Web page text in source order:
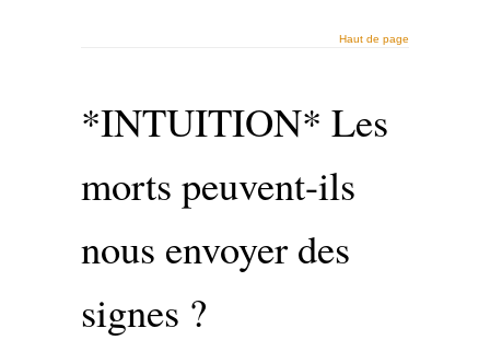
Haut de page
*INTUITION* Les
morts peuvent-ils
nous envoyer des
signes ?